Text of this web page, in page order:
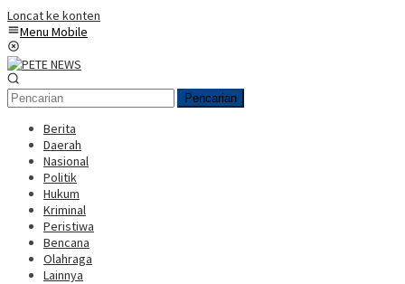
Loncat ke konten
Menu Mobile
Pencarian
Berita
Daerah
Nasional
Politik
Hukum
Kriminal
Peristiwa
Bencana
Olahraga
Lainnya